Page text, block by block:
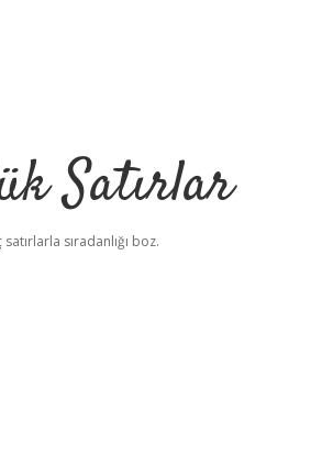
Satırlar
satırlarla sıradanlığı boz.